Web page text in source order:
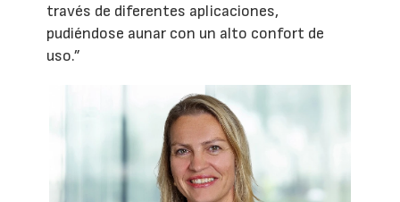
través de diferentes aplicaciones,
pudiéndose aunar con un alto confort de
uso.”